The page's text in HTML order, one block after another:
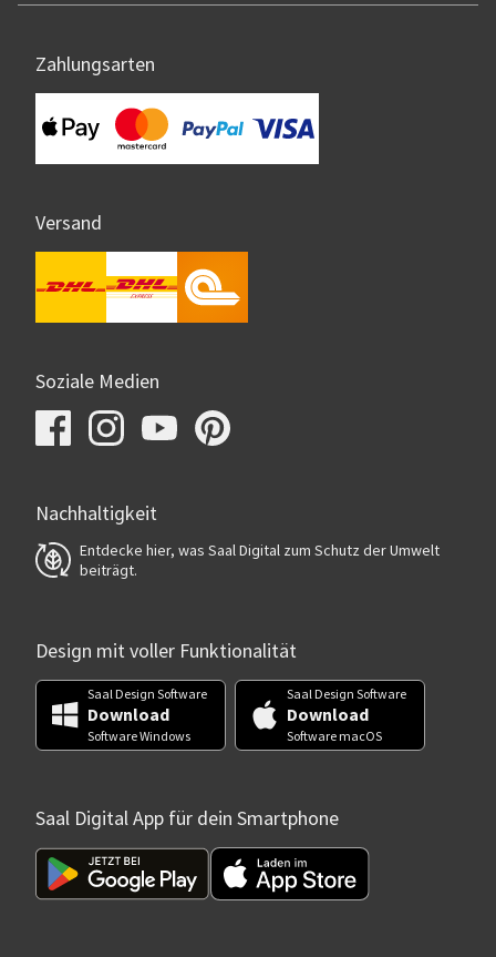
Zahlungsarten
Versand
Soziale Medien
Nachhaltigkeit
Entdecke hier, was Saal Digital zum Schutz der Umwelt
beiträgt.
Design mit voller Funktionalität
Saal Design Software
Download
Software Windows
Saal Design Software
Download
Software macOS
Saal Digital App für dein Smartphone